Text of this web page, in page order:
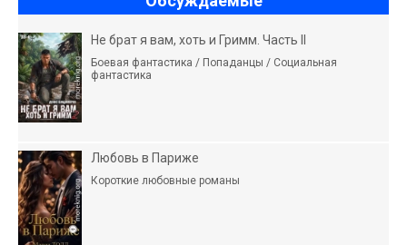
Не брат я вам, хоть и Гримм. Часть II
Боевая фантастика / Попаданцы / Социальная
фантастика
Любовь в Париже
Короткие любовные романы